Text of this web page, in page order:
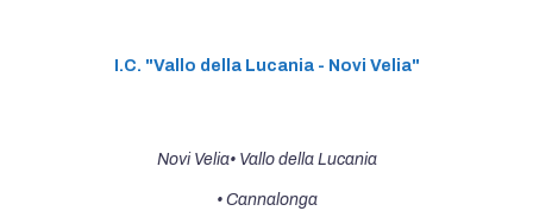
I.C. "Vallo della Lucania - Novi Velia"
Novi Velia• Vallo della Lucania
• Cannalonga